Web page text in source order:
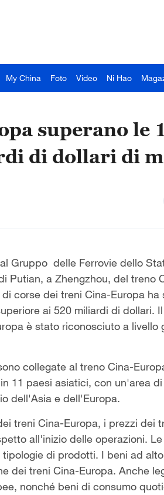
My China Foto Video Ni Hao
superano le
di dollari di
Gruppo delle Ferrovie dello
Putian, a Zhengzhou, del treno
corse dei treni Cina-Europa
ai 520 miliardi di dollari.
è stato riconosciuto a
collegate al treno Cina-
11 paesi asiatici, con un'area
dell'Asia e dell'Europa.
treni Cina-Europa, i prezzi dei
all'inizio delle operazioni.
di prodotti. I beni ad
dei treni Cina-Europa. Anche
nonché beni di consumo